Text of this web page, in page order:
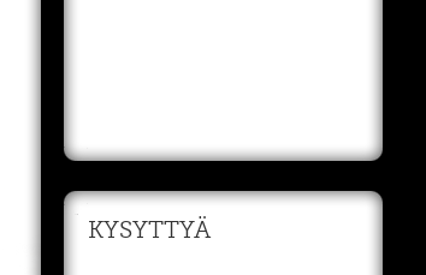
KYSYTTYÄ